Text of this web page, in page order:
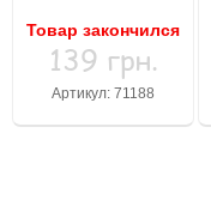
Товар закончился
139 грн.
Артикул: 71188